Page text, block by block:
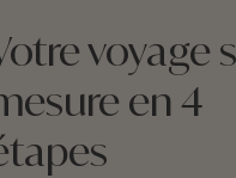
voyage
en 4